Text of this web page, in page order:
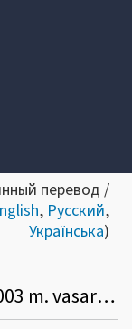
перевод /
, Русский,
Українська)
Informacinis pranešimas dėl 2003 m. vasario 7 d. įsakymo Nr. V-45 „Dėl prašymo pervesti pajamų mokesčio dalį paramos gavėjams ir (arba) politinėms partijoms FR0512 formos, papildomo lapo FR0512P formos užpildymo ir pateikimo taisyklių patvirtinimo“ pakeitimo